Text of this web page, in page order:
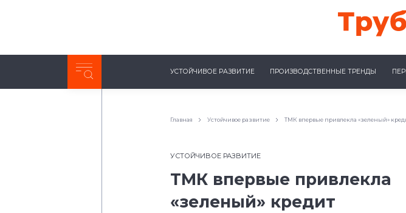
Неделя с ТМК. Выпуск №27 (225)
УСТОЙЧИВОЕ РАЗВИТИЕ ПРОИЗВОДСТВЕННЫЕ ТРЕНДЫ
Главная Устойчивое развитие ТМК впервые привлекла «зеленый»
УСТОЙЧИВОЕ РАЗВИТИЕ
ТМК впервые привлекла
«зеленый» кредит